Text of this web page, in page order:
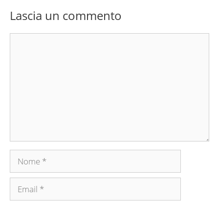
Lascia un commento
Nome
Email